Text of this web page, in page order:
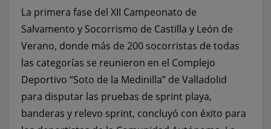
La primera fase del XII Campeonato de
Salvamento y Socorrismo de Castilla y León de
Verano, donde más de 200 socorristas de todas
las categorías se reunieron en el Complejo
Deportivo “Soto de la Medinilla” de Valladolid
para disputar las pruebas de sprint playa,
banderas y relevo sprint, concluyó con éxito para